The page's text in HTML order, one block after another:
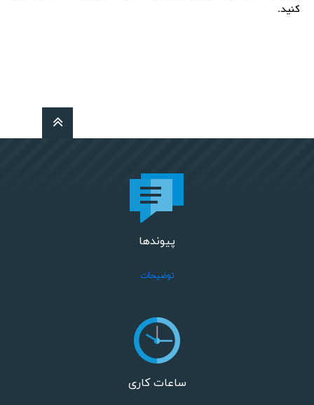
کنید.
پیوندها
توضیحات
ساعات کاری